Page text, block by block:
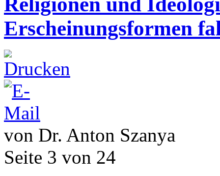
Erscheinungsformen
von Dr. Anton Szanya
Seite 3 von 24